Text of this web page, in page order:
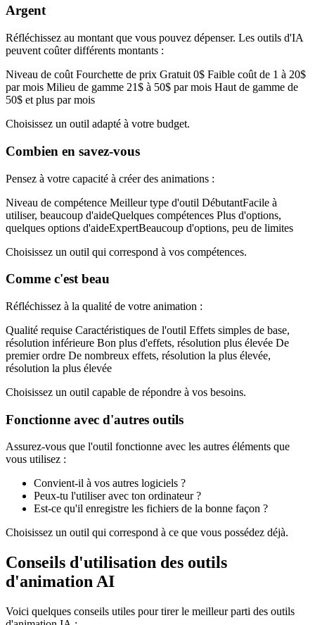
Argent
Réfléchissez au montant que vous pouvez dépenser. Les outils d'IA
peuvent coûter différents montants :
Niveau de coût Fourchette de prix Gratuit 0$ Faible coût de 1 à 20$
par mois Milieu de gamme 21$ à 50$ par mois Haut de gamme de
50$ et plus par mois
Choisissez un outil adapté à votre budget.
Combien en savez-vous
Pensez à votre capacité à créer des animations :
Niveau de compétence Meilleur type d'outil DébutantFacile à
utiliser, beaucoup d'aideQuelques compétences Plus d'options,
quelques options d'aideExpertBeaucoup d'options, peu de limites
Choisissez un outil qui correspond à vos compétences.
Comme c'est beau
Réfléchissez à la qualité de votre animation :
Qualité requise Caractéristiques de l'outil Effets simples de base,
résolution inférieure Bon plus d'effets, résolution plus élevée De
premier ordre De nombreux effets, résolution la plus élevée,
résolution la plus élevée
Choisissez un outil capable de répondre à vos besoins.
Fonctionne avec d'autres outils
Assurez-vous que l'outil fonctionne avec les autres éléments que
vous utilisez :
Convient-il à vos autres logiciels ?
Peux-tu l'utiliser avec ton ordinateur ?
Est-ce qu'il enregistre les fichiers de la bonne façon ?
Choisissez un outil qui correspond à ce que vous possédez déjà.
Conseils d'utilisation des outils
d'animation AI
Voici quelques conseils utiles pour tirer le meilleur parti des outils